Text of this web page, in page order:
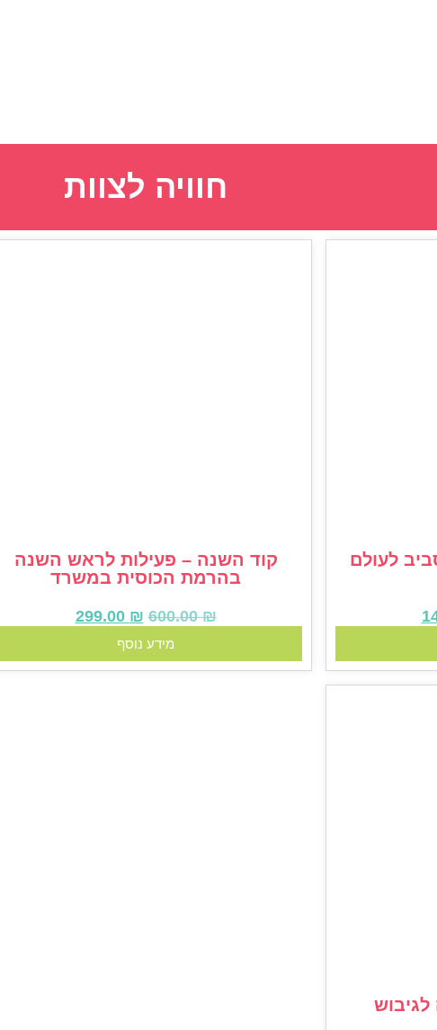
חוויה לצוות
לעולם
קוד השנה – פעילות לראש השנה
בהרמת הכוסית במשרד
600.00₪
299.00 ₪
מידע נוסף